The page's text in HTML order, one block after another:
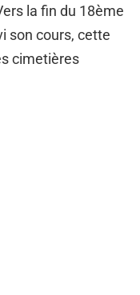
la fin du 18ème
son cours, cette
cimetières